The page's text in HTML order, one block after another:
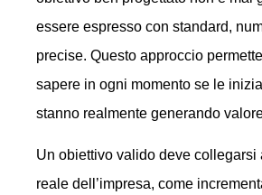
essere espresso con standard,
precise. Questo approccio
sapere in ogni momento se le
stanno realmente generando
Un obiettivo valido deve collegarsi
reale dell’impresa, come